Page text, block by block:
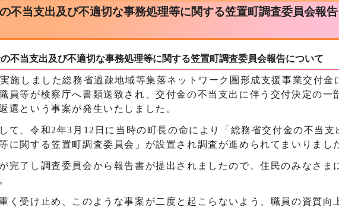
不当支出及び不適切な事務処理等に関する笠置町調査委員会報
不当支出及び不適切な事務処理等に関する笠置町調査委員会報告について
施しました総務省過疎地域等集落ネットワーク圏形成支援事業交付金
員等が検察庁へ書類送致され、交付金の不当支出に伴う交付決定の一
還という事案が発生いたしました。
て、令和2年3月12日に当時の町長の命により「総務省交付金の不当支
に関する笠置町調査委員会」が設置され調査が進められてまいりまし
完了し調査委員会から報告書が提出されましたので、住民のみなさま
く受け止め、このような事案が二度と起こらないよう、職員の資質向